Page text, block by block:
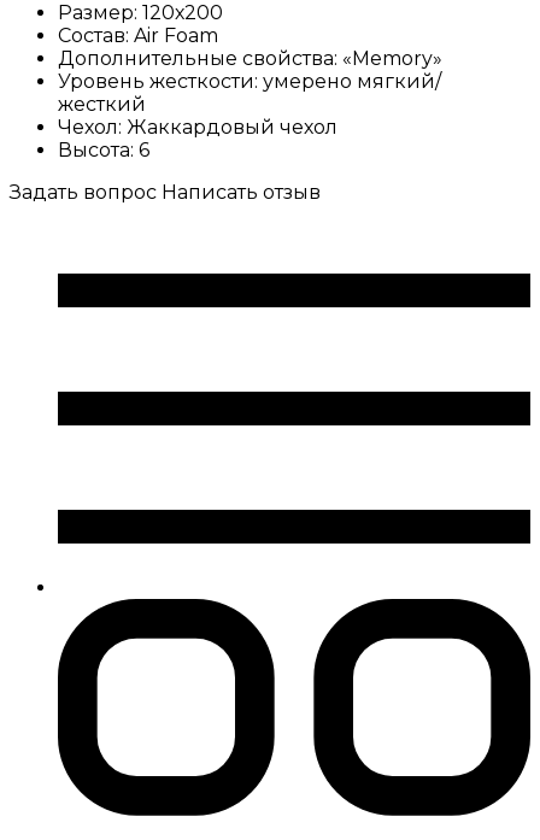
Размер: 120х200
Состав: Air Foam
Дополнительные свойства: «Memory»
Уровень жесткости: умерено мягкий/
жесткий
Чехол: Жаккардовый чехол
Высота: 6
Задать вопрос Написать отзыв